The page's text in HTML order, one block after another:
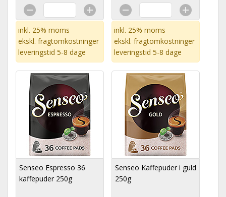
inkl. 25% moms
ekskl. fragtomkostninger
leveringstid 5-8 dage
inkl. 25% moms
ekskl. fragtomkostninger
leveringstid 5-8 dage
Senseo Espresso 36
kaffepuder 250g
Senseo Kaffepuder i guld
250g